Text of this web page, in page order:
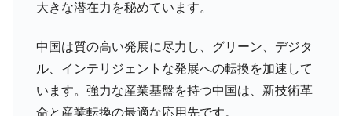
大きな潜在力を秘めています。
中国は質の高い発展に尽力し、グリーン、デジタ
ル、インテリジェントな発展への転換を加速して
います。強力な産業基盤を持つ中国は、新技術革
命と産業転換の最適な応用先です。